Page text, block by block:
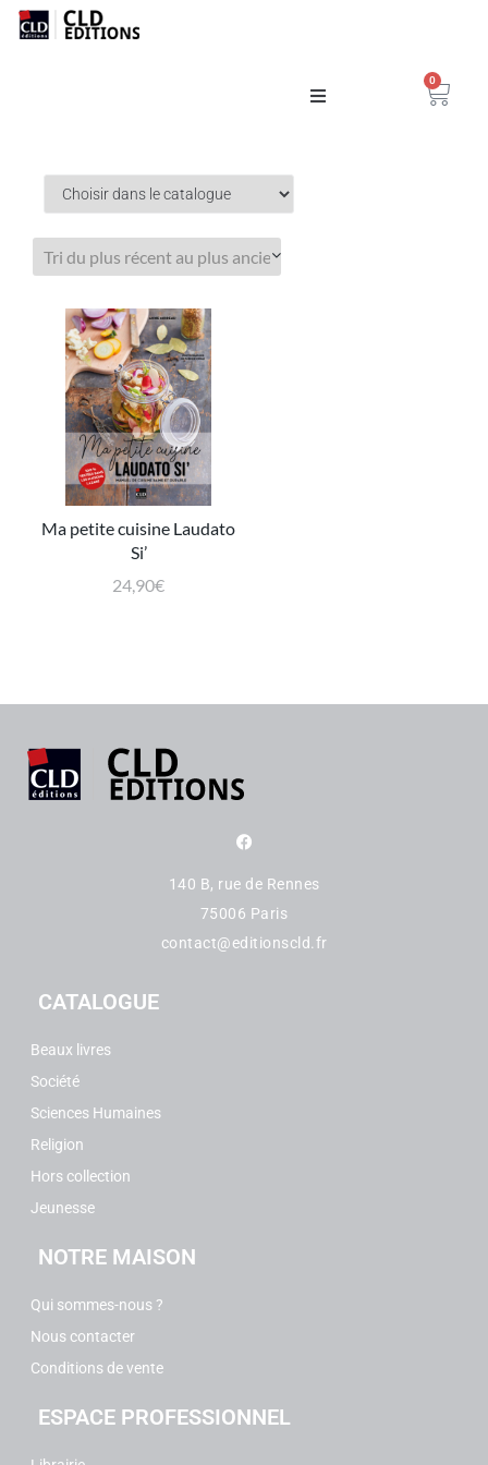
La Maison
0
Ma petite cuisine Laudato
Si’
24,90€
140 B, rue de Rennes
75006 Paris
contact@editionscld.fr
CATALOGUE
Beaux livres
Société
Sciences Humaines
Religion
Hors collection
Jeunesse
NOTRE MAISON
Qui sommes-nous ?
Nous contacter
Conditions de vente
ESPACE PROFESSIONNEL